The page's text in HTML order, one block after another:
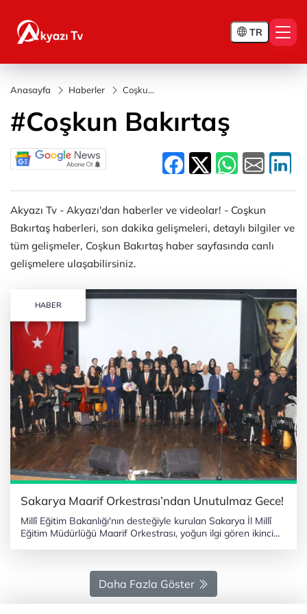
TR
Anasayfa Haberler
Coşkun
#Coşkun Bakırtaş
Akyazı Tv - Akyazı'dan haberler ve videolar! - Coşkun
Bakırtaş haberleri, son dakika gelişmeleri, detaylı bilgiler ve
tüm gelişmeler, Coşkun Bakırtaş haber sayfasında canlı
gelişmelere ulaşabilirsiniz.
HABER
Sakarya Maarif Orkestrası’ndan Unutulmaz Gece!
Millî Eğitim Bakanlığı'nın desteğiyle kurulan Sakarya İl Millî
Eğitim Müdürlüğü Maarif Orkestrası, yoğun ilgi gören ikinci
öğretmenlerin bir araya gelerek oluşturduğu bu özel ekip,
amatör ruhu ve profesyonel anlayışı ile izleyicilere unutulmaz
bir müzik gecesi sundu. YOĞUN KATILIM VE BEĞENİ İl Millî
Eğitim Müdürü, il ve ilçe yöneticileri, çok sayıda eğitimci ve
Daha Fazla Göster